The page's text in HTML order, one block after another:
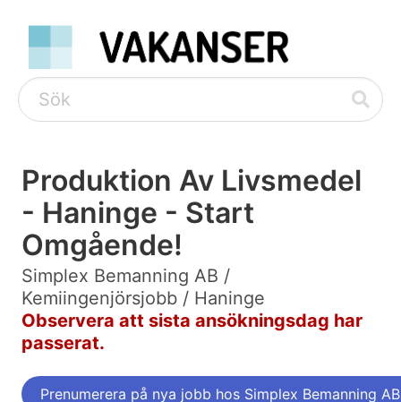
Produktion Av Livsmedel
- Haninge - Start
Omgående!
Simplex Bemanning AB /
Kemiingenjörsjobb / Haninge
Observera att sista ansökningsdag har
passerat.
Prenumerera på nya jobb hos Simplex Bemanning AB